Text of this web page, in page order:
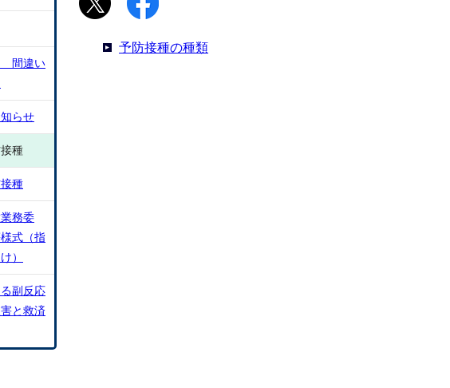
予防接種の種類
間違い
らせ
種
種
務委
式（指
）
副反応
と救済